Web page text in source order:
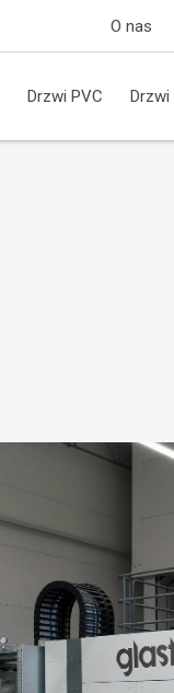
O nas
Drzwi PVC Drzwi